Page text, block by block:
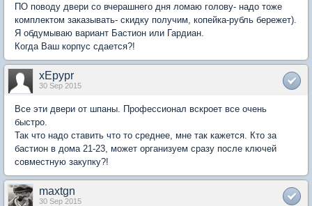
ПО поводу двери со вчерашнего дня ломаю голову- надо тоже
комплектом заказывать- скидку получим, копейка-рубль бережет).
Я обдумываю вариант Бастион или Гардиан.
Когда Ваш корпус сдается?!
xEpypr
30 Sep 2015
Все эти двери от шпаны. Профессионал вскроет все очень
быстро.
Так что надо ставить что то среднее, мне так кажется. Кто за
бастион в дома 21-23, может организуем сразу после ключей
совместную закупку?!
maxtgn
30 Sep 2015